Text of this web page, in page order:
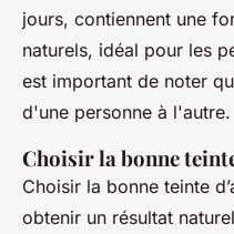
jours, contiennent une
naturels, idéal pour les
est important de noter
d'une personne à l'autre.
Choisir la bonne
Choisir la bonne teinte
obtenir un résultat